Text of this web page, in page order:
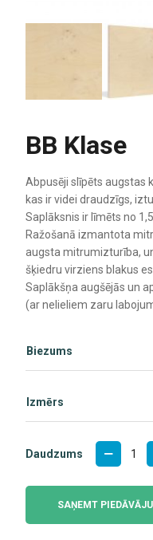
BB Klase
Abpusēji slīpēts augstas
kas ir videi draudzīgs,
Saplāksnis ir līmēts no
Ražošanā izmantota
augsta mitrumizturība,
šķiedru virziens blakus
Saplākšņa augšējās un
(ar nelieliem zaru
Biezums
Izmērs
Daudzums
Klase
daudzums
SAŅEMT